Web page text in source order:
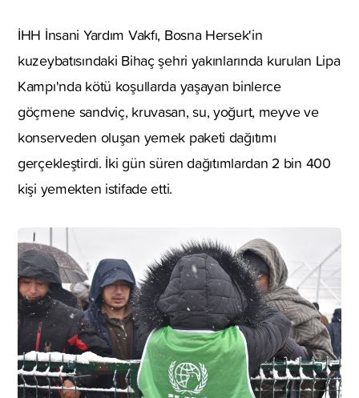
İHH İnsani Yardım Vakfı, Bosna Hersek'in
kuzeybatısındaki Bihaç şehri yakınlarında kurulan Lipa
Kampı'nda kötü koşullarda yaşayan binlerce
göçmene sandviç, kruvasan, su, yoğurt, meyve ve
konserveden oluşan yemek paketi dağıtımı
gerçekleştirdi. İki gün süren dağıtımlardan 2 bin 400
kişi yemekten istifade etti.